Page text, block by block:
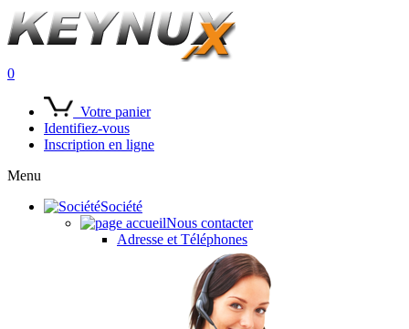
0
Votre panier
Identifiez-vous
Inscription en ligne
Menu
Société
Nous contacter
Adresse et Téléphones